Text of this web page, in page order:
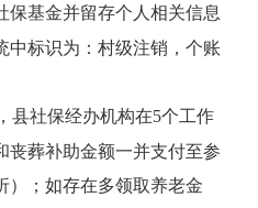
保基金并留存个人相关信息
中标识为：村级注销，个账
县社保经办机构在5个工作
丧葬补助金额一并支付至参
）；如存在多领取养老金